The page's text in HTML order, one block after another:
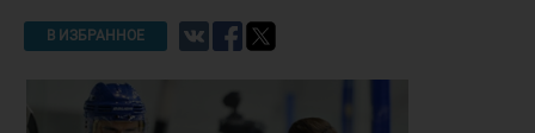
В ИЗБРАННОЕ